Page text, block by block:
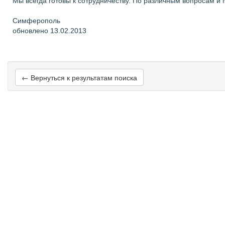
Симферополь
обновлено 13.02.2013
← Вернуться к результатам поиска